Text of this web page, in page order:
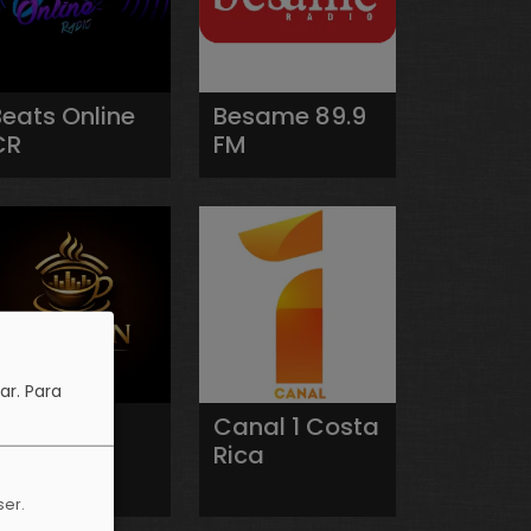
Online
Besame 89.9
FM
Canal 1 Costa
Rica
Para